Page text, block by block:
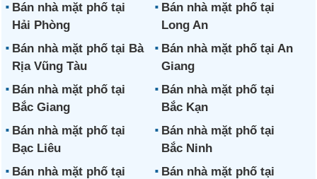
Bán nhà mặt phố tại
Hải Phòng
Bán nhà mặt phố tại
Long An
Bán nhà mặt phố tại Bà
Rịa Vũng Tàu
Bán nhà mặt phố tại An
Giang
Bán nhà mặt phố tại
Bắc Giang
Bán nhà mặt phố tại
Bắc Kạn
Bán nhà mặt phố tại
Bạc Liêu
Bán nhà mặt phố tại
Bắc Ninh
Bán nhà mặt phố tại
Bán nhà mặt phố tại